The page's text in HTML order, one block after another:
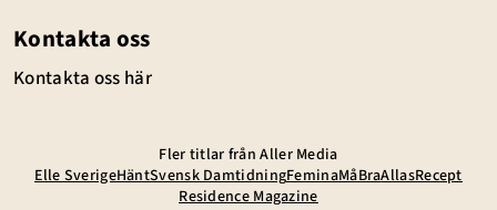
Kontakta oss
Kontakta oss här
Fler titlar från Aller Media
Elle SverigeHäntSvensk DamtidningFeminaMåBraAllasRecept
Residence Magazine